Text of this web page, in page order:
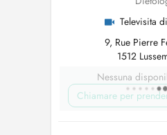
Televisita
9, Rue Pierre
1512
Nessuna
Chiamare per